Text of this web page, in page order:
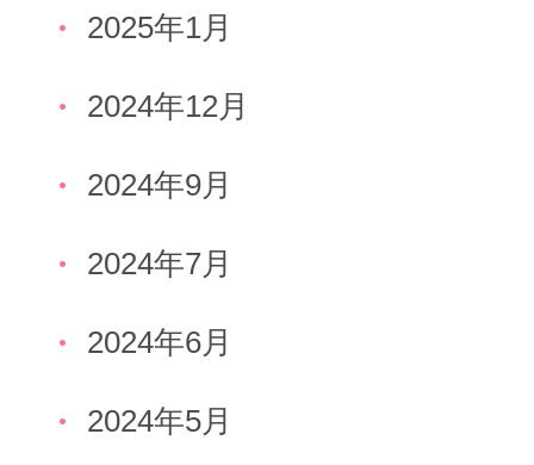
2025年1月
2024年12月
2024年9月
2024年7月
2024年6月
2024年5月